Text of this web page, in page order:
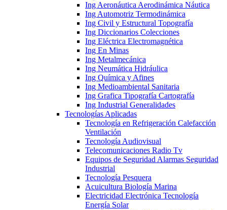
Ing Aeronáutica Aerodinámica Náutica
Ing Automotriz Termodinámica
Ing Civil y Estructural Topografía
Ing Diccionarios Colecciones
Ing Eléctrica Electromagnética
Ing En Minas
Ing Metalmecánica
Ing Neumática Hidráulica
Ing Química y Afines
Ing Medioambiental Sanitaria
Ing Grafica Tipografía Cartografía
Ing Industrial Generalidades
Tecnologías Aplicadas
Tecnología en Refrigeración Calefacción
Ventilación
Tecnología Audiovisual
Telecomunicaciones Radio Tv
Equipos de Seguridad Alarmas Seguridad
Industrial
Tecnología Pesquera
Acuicultura Biología Marina
Electricidad Electrónica Tecnología
Energía Solar